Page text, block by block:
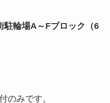
駐輪場A～Fブロック（6
のみです。